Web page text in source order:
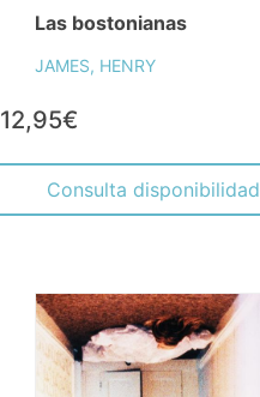
Las bostonianas
JAMES, HENRY
12,95€
Consulta disponibilidad